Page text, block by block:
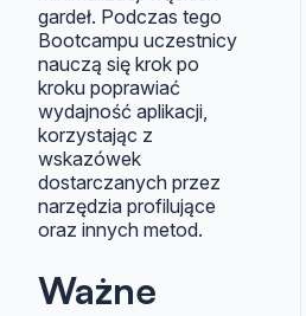
gardeł. Podczas tego
Bootcampu uczestnicy
nauczą się krok po
kroku poprawiać
wydajność aplikacji,
korzystając z
wskazówek
dostarczanych przez
narzędzia profilujące
oraz innych metod.
Ważne